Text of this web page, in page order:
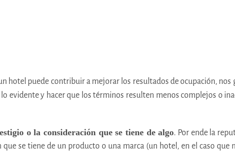
hotel puede contribuir a mejorar los resultados de ocupación, nos
evidente y hacer que los términos resulten menos complejos o
o la consideración que se tiene de algo. Por ende la
se tiene de un producto o una marca (un hotel, en el caso que